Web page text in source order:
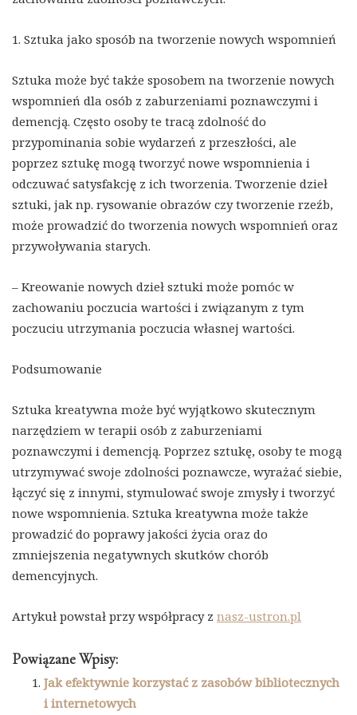
1. Sztuka jako sposób na tworzenie nowych wspomnień
Sztuka może być także sposobem na tworzenie nowych
wspomnień dla osób z zaburzeniami poznawczymi i
demencją. Często osoby te tracą zdolność do
przypominania sobie wydarzeń z przeszłości, ale
poprzez sztukę mogą tworzyć nowe wspomnienia i
odczuwać satysfakcję z ich tworzenia. Tworzenie dzieł
sztuki, jak np. rysowanie obrazów czy tworzenie rzeźb,
może prowadzić do tworzenia nowych wspomnień oraz
przywoływania starych.
– Kreowanie nowych dzieł sztuki może pomóc w
zachowaniu poczucia wartości i związanym z tym
poczuciu utrzymania poczucia własnej wartości.
Podsumowanie
Sztuka kreatywna może być wyjątkowo skutecznym
narzędziem w terapii osób z zaburzeniami
poznawczymi i demencją. Poprzez sztukę, osoby te mogą
utrzymywać swoje zdolności poznawcze, wyrażać siebie,
łączyć się z innymi, stymulować swoje zmysły i tworzyć
nowe wspomnienia. Sztuka kreatywna może także
prowadzić do poprawy jakości życia oraz do
zmniejszenia negatywnych skutków chorób
demencyjnych.
Artykuł powstał przy współpracy z nasz-ustron.pl
Powiązane Wpisy:
Jak efektywnie korzystać z zasobów bibliotecznych
i internetowych